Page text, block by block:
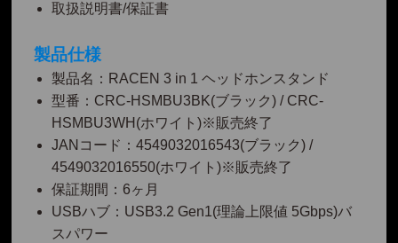
取扱説明書/保証書
製品仕様
製品名：RACEN 3 in 1 ヘッドホンスタンド
型番：CRC-HSMBU3BK(ブラック) / CRC-
HSMBU3WH(ホワイト)※販売終了
JANコード：4549032016543(ブラック) /
4549032016550(ホワイト)※販売終了
保証期間：6ヶ月
USBハブ：USB3.2 Gen1(理論上限値 5Gbps)バ
スパワー